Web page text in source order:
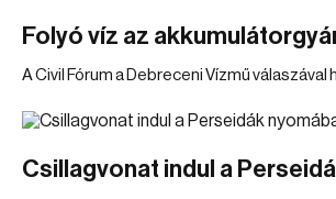
Folyó víz az
A Civil Fórum a Debreceni Vízmű
Csillagvonat indul a